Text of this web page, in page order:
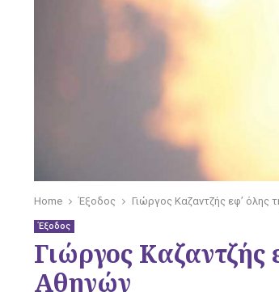
Home Έξοδος Γιώργος Καζαντζής εφ’
Έξοδος
Γιώργος
Αθηνών